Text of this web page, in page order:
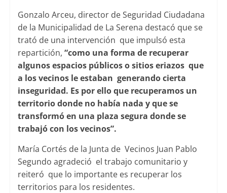
Gonzalo Arceu, director de Seguridad Ciudadana
de la Municipalidad de La Serena destacó que se
trató de una intervención que impulsó esta
repartición, “como una forma de recuperar
algunos espacios públicos o sitios eriazos que
a los vecinos le estaban generando cierta
inseguridad. Es por ello que recuperamos un
territorio donde no había nada y que se
transformó en una plaza segura donde se
trabajó con los vecinos”.
María Cortés de la Junta de Vecinos Juan Pablo
Segundo agradeció el trabajo comunitario y
reiteró que lo importante es recuperar los
territorios para los residentes.